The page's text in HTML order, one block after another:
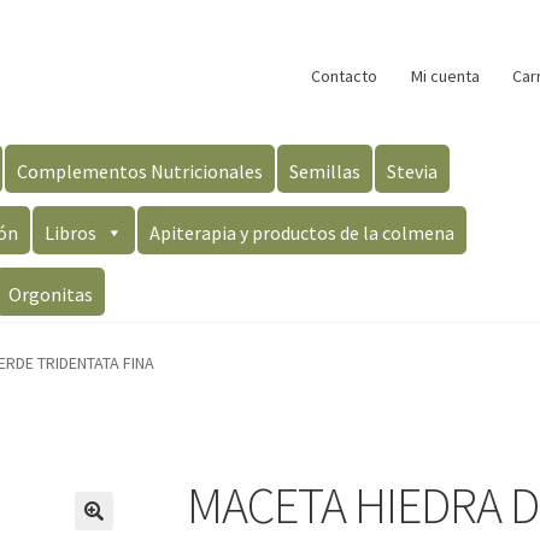
Contacto Mi cuenta
Complementos Nutricionales Semillas Stevia
Libros Apiterapia y productos de la colmena
Orgonitas
TRIDENTATA FINA
MACETA HIEDRA